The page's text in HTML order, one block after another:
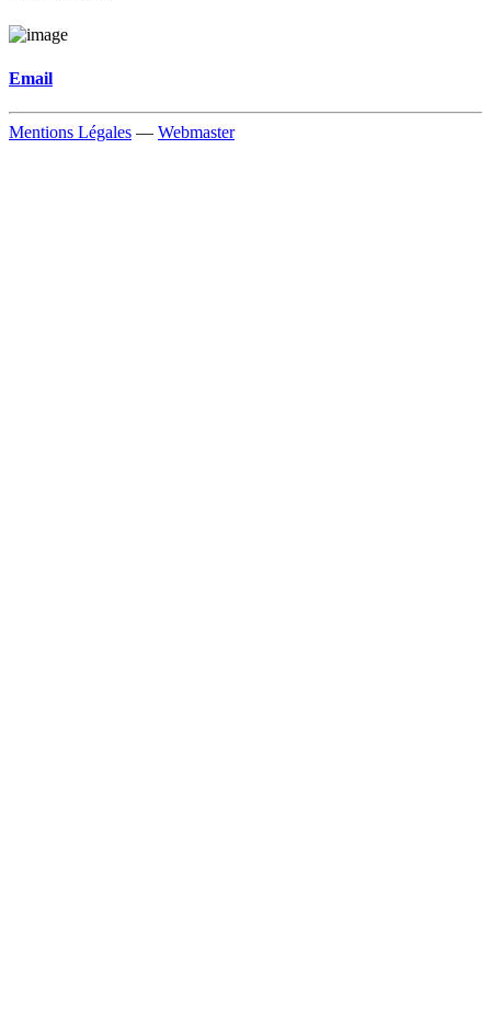
Email
Mentions Légales — Webmaster